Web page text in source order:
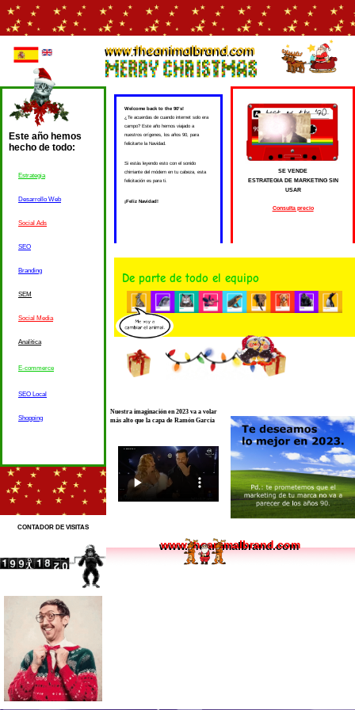
www.theanimalbrand.com
Este año hemos
hecho de todo:
Estrategia
Desarrollo Web
Social Ads
SEO
Branding
SEM
Social Media
Analítica
E-commerce
SEO Local
Shopping
Welcome back to the 90’s!
¿Te acuerdas de cuando internet solo era
campo? Este año hemos viajado a
nuestros orígenes, los años 90, para
felicitarte la Navidad.
Si estás leyendo esto con el sonido
chirriante del módem en tu cabeza, esta
felicitación es para ti.
¡Feliz Navidad!
SE VENDE
ESTRATEGIA DE MARKETING SIN
USAR
Consulta precio
De parte de todo el equipo
CONTADOR DE VISITAS
Nuestra imaginación en 2023 va a volar
más alto que la capa de Ramón García
www.theanimalbrand.com